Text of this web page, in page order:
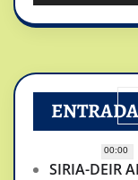
00:00
SIRIA-DEIR